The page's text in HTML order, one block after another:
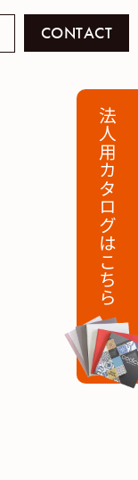
CONTACT
法人用カタログはこちら